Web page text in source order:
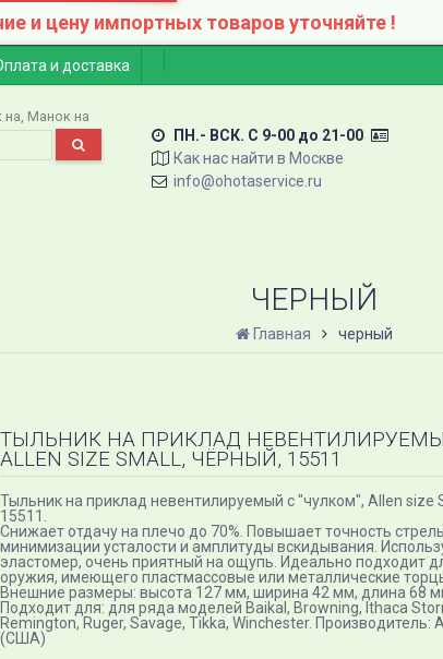
и цену импортных товаров уточняйте !
и доставка
на Манок на
ПН.- ВСК. C 9-00 до 21-00
Как нас найти в Москве
info@ohotaservice.ru
ЧЕРНЫЙ
Главная черный
ТЫЛЬНИК НА ПРИКЛАД
ALLEN SIZE SMALL, ЧЁРНЫЙ, 15511
Тыльник на приклад невентилируемый с "чулком", Allen size
15511.
Снижает отдачу на плечо до 70%. Повышает точность
минимизации усталости и амплитуды вскидывания.
эластомер, очень приятный на ощупь. Идеально подходит
оружия, имеющего пластмассовые или металлические
Внешние размеры: высота 127 мм, ширина 42 мм, длина 68
Подходит для: для ряда моделей Baikal, Browning, Ithaca
Remington, Ruger, Savage, Tikka, Winchester. Производитель:
(США)